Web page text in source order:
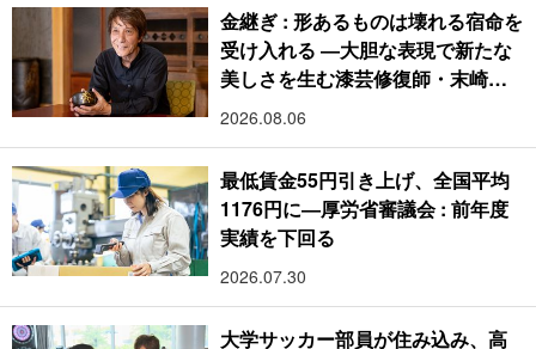
金継ぎ : 形あるものは壊れる宿命を
受け入れる ―大胆な表現で新たな
美しさを生む漆芸修復師・末崎広
樹
2026.08.06
最低賃金55円引き上げ、全国平均
1176円に―厚労省審議会 : 前年度
実績を下回る
2026.07.30
大学サッカー部員が住み込み、高